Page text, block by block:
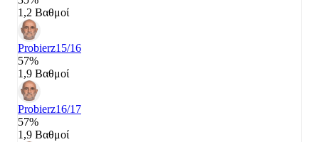
1,2 Βαθμοί
Probierz15/16
57%
1,9 Βαθμοί
Probierz16/17
57%
1,9 Βαθμοί